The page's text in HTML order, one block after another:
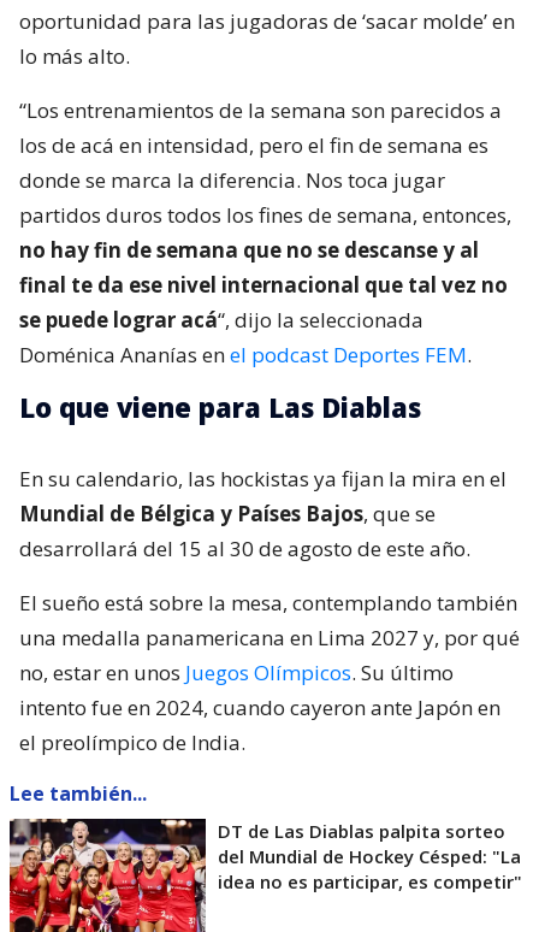
oportunidad para las jugadoras de ‘sacar molde’ en
lo más alto.
“Los entrenamientos de la semana son parecidos a
los de acá en intensidad, pero el fin de semana es
donde se marca la diferencia. Nos toca jugar
partidos duros todos los fines de semana, entonces,
no hay fin de semana que no se descanse y al
final te da ese nivel internacional que tal vez no
se puede lograr acá“, dijo la seleccionada
Doménica Ananías enel podcast Deportes FEM.
Lo que viene para Las Diablas
En su calendario, las hockistas ya fijan la mira en el
Mundial de Bélgica y Países Bajos, que se
desarrollará del 15 al 30 de agosto de este año.
El sueño está sobre la mesa, contemplando también
una medalla panamericana en Lima 2027 y, por qué
no, estar en unos Juegos Olímpicos. Su último
intento fue en 2024, cuando cayeron ante Japón en
el preolímpico de India.
Lee también...
DT de Las Diablas palpita sorteo
del Mundial de Hockey Césped: "La
idea no es participar, es competir"